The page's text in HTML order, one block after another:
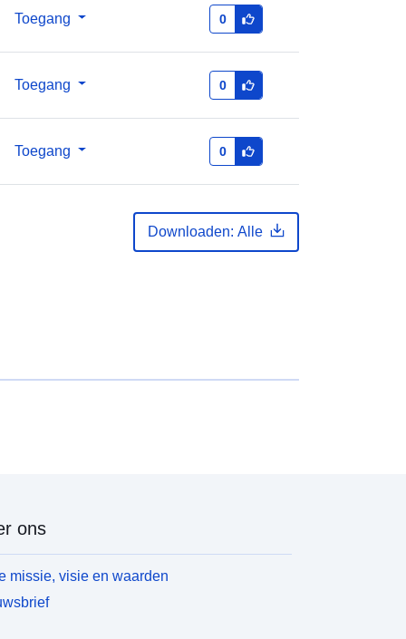
Toegang 0
Toegang 0
Toegang 0
Downloaden: Alle
ons
missie, visie en waarden